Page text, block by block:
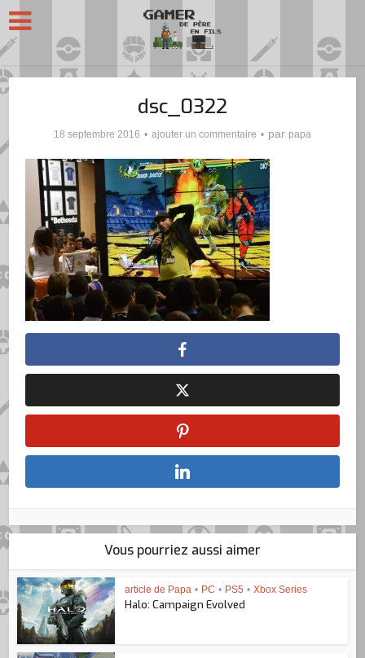
dsc_0322
18 septembre 2016 ajouter un commentaire par papa
Vous pourriez aussi aimer
article de Papa • PC • PS5 • Xbox Series
Halo: Campaign Evolved